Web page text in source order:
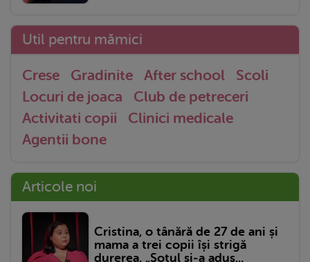
Util pentru mămici
Crese Gradinite After school
Scoli
Locuri de joaca
Club de petreceri
Activitati copii
Clinici medicale
Agentii bone
Articole noi
Cristina, o tânără de 27 de ani și
mama a trei copii își strigă
durerea. „Soțul și-a adus...